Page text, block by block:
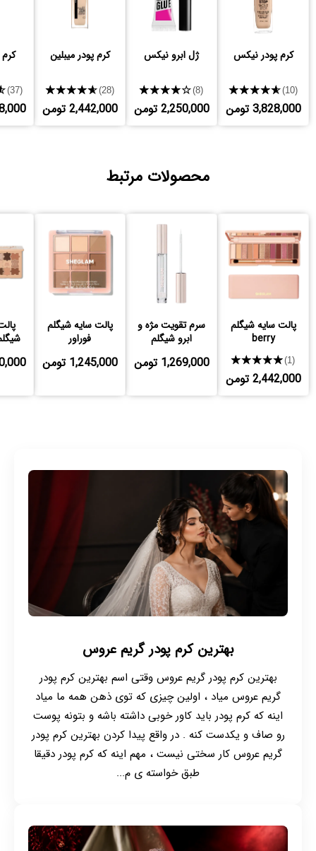
کرم پودر نیکس
★★★★★(10)
3,828,000 تومن
ژل ابرو نیکس
★★★★★(8)
2,250,000 تومن
کرم پودر میبلین
★★★★★(28)
2,442,000 تومن
(37)
محصولات مرتبط
پالت سایه شیگلم
berry
★★★★★(1)
2,442,000 تومن
سرم تقویت مژه و
ابرو شیگلم
1,269,000 تومن
پالت سایه شیگلم
فوراور
1,245,000 تومن
بهترین کرم پودر گریم عروس
بهترین کرم پودر گریم عروس وقتی اسم بهترین کرم پودر
گریم عروس میاد ، اولین چیزی که توی ذهن همه ما میاد
اینه که کرم پودر باید کاور خوبی داشته باشه و بتونه پوست
رو صاف و یکدست کنه . در واقع پیدا کردن بهترین کرم پودر
گریم عروس کار سختی نیست ، مهم اینه که کرم پودر دقیقا
طبق خواسته ی م...